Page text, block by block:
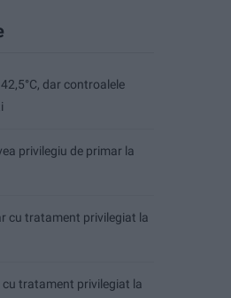
dar controalele
privilegiu de primar la
cu tratament privilegiat la
cu tratament privilegiat la